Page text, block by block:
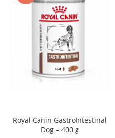
Royal Canin GastroIntestinal
Dog – 400 g